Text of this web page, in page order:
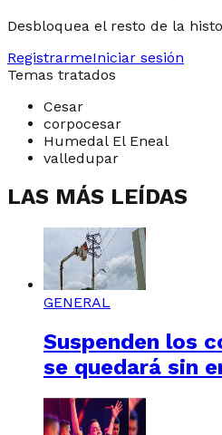
Desbloquea el resto de la
RegistrarmeIniciar sesión
Temas tratados
Cesar
corpocesar
Humedal El Eneal
valledupar
LAS MÁS LEÍDAS
GENERAL
Suspenden los
se quedará sin